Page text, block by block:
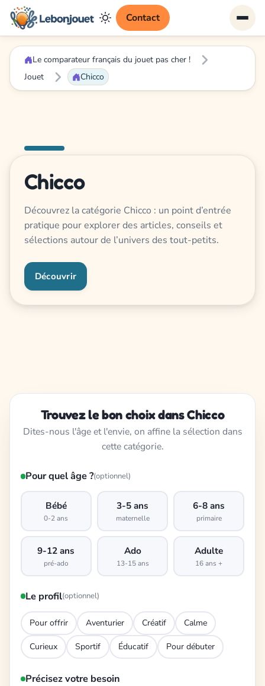
Contact
Le comparateur français du jouet pas cher !
Jouet
Chicco
Chicco
Découvrez la catégorie Chicco : un point d’entrée
pratique pour explorer des articles, conseils et
sélections autour de l’univers des tout-petits.
Découvrir
Trouvez le bon choix dans Chicco
Dites-nous l'âge et l'envie, on affine la sélection dans
cette catégorie.
Pour quel âge ?(optionnel)
Bébé
0-2 ans
3-5 ans
maternelle
6-8 ans
primaire
9-12 ans
pré-ado
Ado
13-15 ans
Adulte
16 ans +
Le profil(optionnel)
Pour offrir Aventurier Créatif Calme
Curieux Sportif Éducatif Pour débuter
Précisez votre besoin